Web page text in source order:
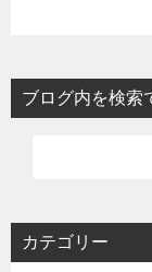
ブログ内を検索
カテゴリー